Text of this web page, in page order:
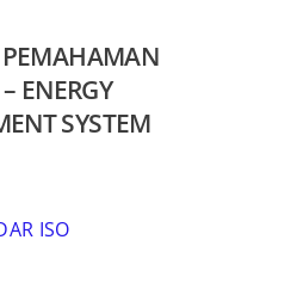
ENERGY
SYSTEM
ISO